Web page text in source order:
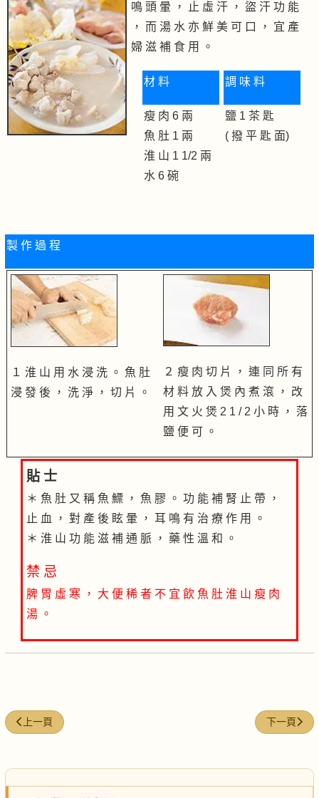
鳴 頭 暈 ， 止 虛 汗 ， 盜 汗 功 能
， 而 湯 水 亦 鮮 美 可 口 ， 宜 產
婦 滋 補 食 用 。
材 料
瘦 肉 6 兩
魚 肚 1 兩
淮 山 1 1/2 兩
水 6 碗
調 味 料
鹽 1 茶 匙
( 撥 平 匙 面)
製 作 過 程
１ 淮 山 用 水 浸 洗 。 魚 肚
浸 發 後 ， 洗 淨 ， 切 片 。
２ 瘦 肉 切 片 ， 連 同 所 有
材 料 放 入 煲 內 煮 滾 ， 改
用 文 火 煲 2 1 / 2 小 時 ， 落
鹽 便 可 。
貼 士
＊ 魚 肚 又 稱 魚 鰾 ， 魚 膠 。 功 能 補 腎 止 帶 ，
止 血 ， 對 產 後 眩 暈 ， 耳 鳴 有 治 療 作 用 。
＊ 淮 山 功 能 滋 補 通 脈 ， 藥 性 溫 和 。
禁 忌
脾 胃 虛 寒 ， 大 便 稀 者 不 宜 飲 魚 肚 淮 山 瘦 肉
湯 。
上一篇文章: 杞子北蓍乳鴿湯
上一頁 下一篇文章
下一頁